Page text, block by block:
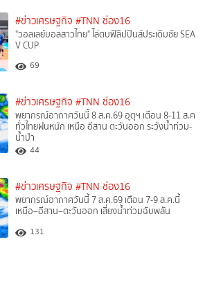
#ข่าวเศรษฐกิจ #TNN ช่อง16
"วอลเลย์บอลสาวไทย" ไล่ตบฟิลิปปินส์ประเดิมชัย SEA
V CUP
69
#ข่าวเศรษฐกิจ #TNN ช่อง16
พยากรณ์อากาศวันนี้ 8 ส.ค.69 อุตุฯ เตือน 8-11 ส.ค
ทั่วไทยฝนหนัก เหนือ อีสาน ตะวันออก ระวังน้ำท่วม-
น้ำป่า
44
#ข่าวเศรษฐกิจ #TNN ช่อง16
พยากรณ์อากาศวันนี้ 7 ส.ค.69 เตือน 7-9 ส.ค.นี้
เหนือ–อีสาน–ตะวันออก เสี่ยงน้ำท่วมฉับพลัน
131